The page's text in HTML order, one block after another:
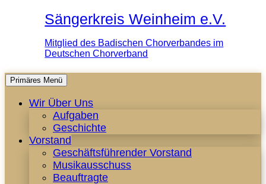
Sängerkreis Weinheim e.V.
Mitglied des Badischen Chorverbandes im
Deutschen Chorverband
Primäres Menü Zum
springen
Wir Über Uns
Aufgaben
Geschichte
Vorstand
Geschäftsführender Vorstand
Musikausschuss
Beauftragte